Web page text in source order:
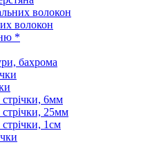
волокон
волокон
*
бахрома
стрічки, 6мм
стрічки, 25мм
1см